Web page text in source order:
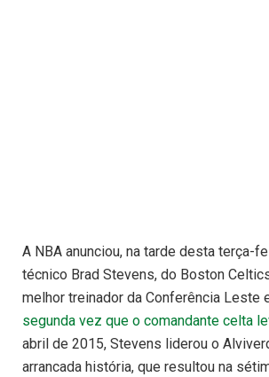
A NBA anunciou, na tarde desta terça-
técnico Brad Stevens, do Boston
melhor treinador da Conferência Leste
segunda vez que o comandante celta
abril de 2015, Stevens liderou o
arrancada história, que resultou na